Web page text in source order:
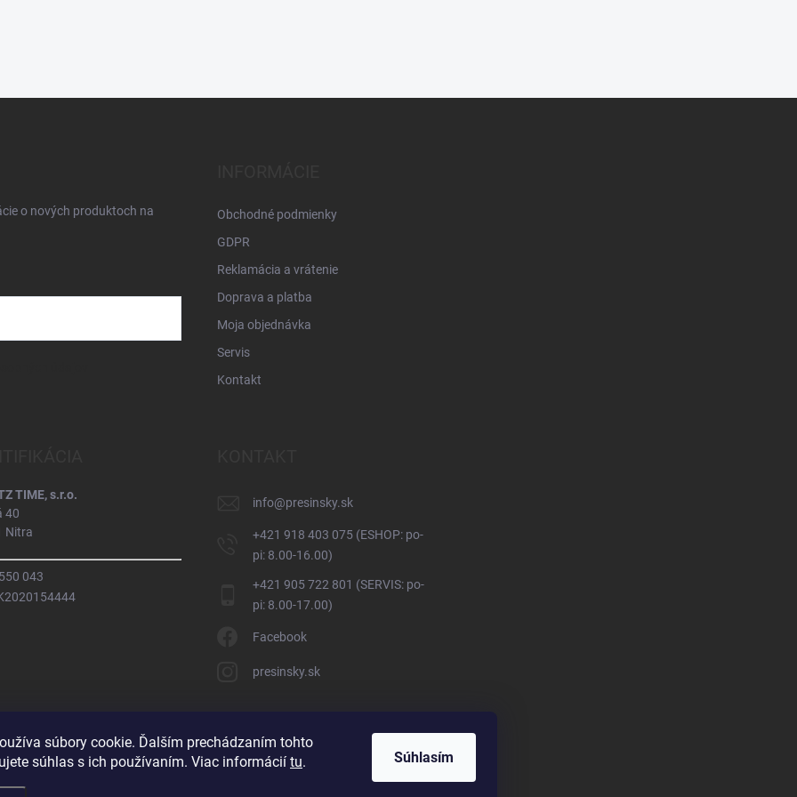
súbory cookie. Ďalším prechádzaním tohto
súhlas s ich používaním. Viac informácií tu. Súhlasím
o nových produktoch na
Obchodné podmienky
GDPR
Reklamácia a vrátenie
Doprava a platba
Moja objednávka
Servis
Kontakt
TIME, s.r.o.
40
Nitra
043
info@presinsky.sk
+421 918 403 075 (ESHOP: po-
pi: 8.00-16.00)
+421 905 722 801 (SERVIS: po-
pi: 8.00-17.00)
Facebook
presinsky.sk